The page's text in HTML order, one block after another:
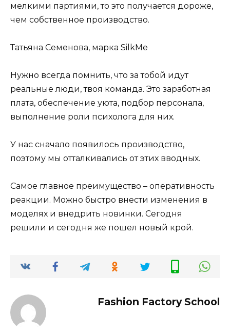
мелкими партиями, то это получается дороже,
чем собственное производство.
Татьяна Семенова, марка SilkMe
Нужно всегда помнить, что за тобой идут
реальные люди, твоя команда. Это заработная
плата, обеспечение уюта, подбор персонала,
выполнение роли психолога для них.
У нас сначало появилось производство,
поэтому мы отталкивались от этих вводных.
Самое главное преимущество – оперативность
реакции. Можно быстро внести изменения в
моделях и внедрить новинки. Сегодня
решили и сегодня же пошел новый крой.
Fashion Factory School